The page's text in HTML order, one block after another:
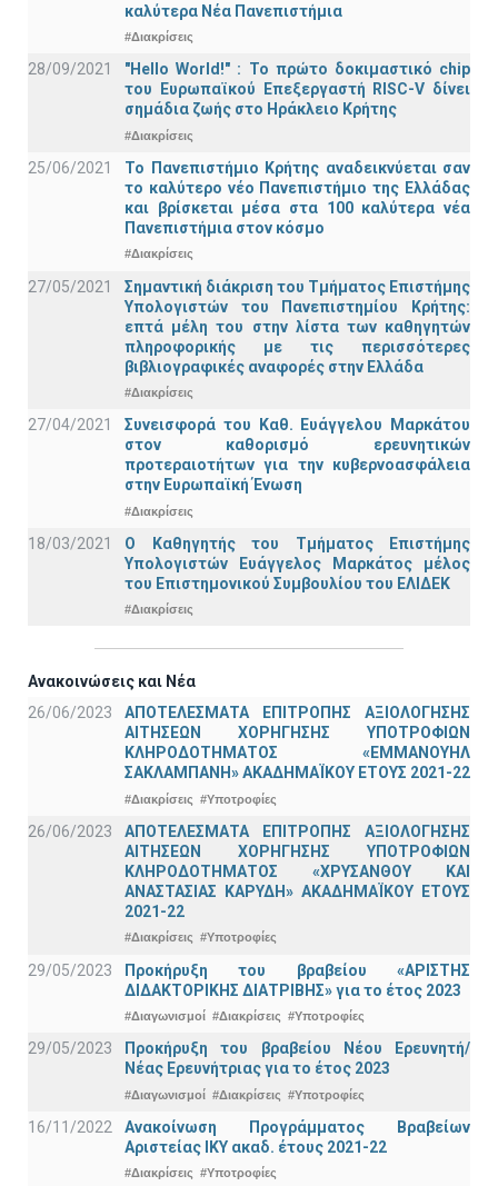
καλύτερα Νέα Πανεπιστήμια
#Διακρίσεις
28/09/2021
"Hello World!" : Το πρώτο δοκιμαστικό chip
του Ευρωπαϊκού Επεξεργαστή RISC-V δίνει
σημάδια ζωής στο Ηράκλειο Κρήτης
#Διακρίσεις
25/06/2021
Το Πανεπιστήμιο Κρήτης αναδεικνύεται σαν
το καλύτερο νέο Πανεπιστήμιο της Ελλάδας
και βρίσκεται μέσα στα 100 καλύτερα νέα
Πανεπιστήμια στον κόσμο
#Διακρίσεις
27/05/2021
Σημαντική διάκριση του Τμήματος Επιστήμης
Υπολογιστών του Πανεπιστημίου Κρήτης:
επτά μέλη του στην λίστα των καθηγητών
πληροφορικής με τις περισσότερες
βιβλιογραφικές αναφορές στην Ελλάδα
#Διακρίσεις
27/04/2021
Συνεισφορά του Καθ. Ευάγγελου Μαρκάτου
στον καθορισμό ερευνητικών
προτεραιοτήτων για την κυβερνοασφάλεια
στην Ευρωπαϊκή Ένωση
#Διακρίσεις
18/03/2021
Ο Καθηγητής του Τμήματος Επιστήμης
Υπολογιστών Ευάγγελος Μαρκάτος μέλος
του Επιστημονικού Συμβουλίου του ΕΛΙΔΕΚ
#Διακρίσεις
Ανακοινώσεις και Νέα
26/06/2023
ΑΠΟΤΕΛΕΣΜΑΤΑ ΕΠΙΤΡΟΠΗΣ ΑΞΙΟΛΟΓΗΣΗΣ
ΑΙΤΗΣΕΩΝ ΧΟΡΗΓΗΣΗΣ ΥΠΟΤΡΟΦΙΩΝ
ΚΛΗΡΟΔΟΤΗΜΑΤΟΣ «ΕΜΜΑΝΟΥΗΛ
ΣΑΚΛΑΜΠΑΝΗ» ΑΚΑΔΗΜΑΪΚΟΥ ΕΤΟΥΣ 2021-22
#Διακρίσεις #Υποτροφίες
26/06/2023
ΑΠΟΤΕΛΕΣΜΑΤΑ ΕΠΙΤΡΟΠΗΣ ΑΞΙΟΛΟΓΗΣΗΣ
ΑΙΤΗΣΕΩΝ ΧΟΡΗΓΗΣΗΣ ΥΠΟΤΡΟΦΙΩΝ
ΚΛΗΡΟΔΟΤΗΜΑΤΟΣ «ΧΡΥΣΑΝΘΟΥ ΚΑΙ
ΑΝΑΣΤΑΣΙΑΣ ΚΑΡΥΔΗ» ΑΚΑΔΗΜΑΪΚΟΥ ΕΤΟΥΣ
2021-22
#Διακρίσεις #Υποτροφίες
29/05/2023
Προκήρυξη του βραβείου «ΑΡΙΣΤΗΣ
ΔΙΔΑΚΤΟΡΙΚΗΣ ΔΙΑΤΡΙΒΗΣ» για το έτος 2023
#Διαγωνισμοί #Διακρίσεις #Υποτροφίες
29/05/2023
Προκήρυξη του βραβείου Νέου Ερευνητή/
Νέας Ερευνήτριας για το έτος 2023
#Διαγωνισμοί #Διακρίσεις #Υποτροφίες
16/11/2022
Ανακοίνωση Προγράμματος Βραβείων
Αριστείας ΙΚΥ ακαδ. έτους 2021-22
#Διακρίσεις #Υποτροφίες